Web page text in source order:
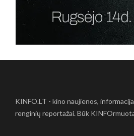
KINFO.LT - kino naujienos,
renginių reportažai. Būk